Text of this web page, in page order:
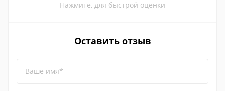
Нажмите, для быстрой оценки
Оставить отзыв
Ваше имя*